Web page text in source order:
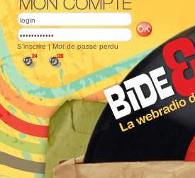
S'inscrire | Mot de passe perdu